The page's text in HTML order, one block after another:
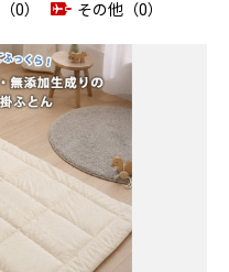
0） その他（0）